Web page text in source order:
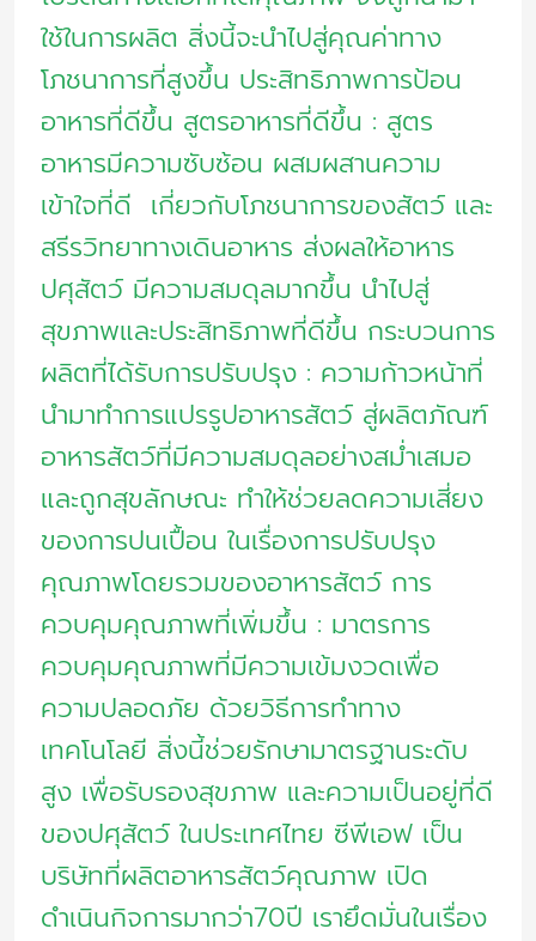
ใช้ในการผลิต สิ่งนี้จะนำไปสู่คุณค่าทาง
โภชนาการที่สูงขึ้น ประสิทธิภาพการป้อน
อาหารที่ดีขึ้น สูตรอาหารที่ดีขึ้น : สูตร
อาหารมีความซับซ้อน ผสมผสานความ
เข้าใจที่ดี เกี่ยวกับโภชนาการของสัตว์ และ
สรีรวิทยาทางเดินอาหาร ส่งผลให้อาหาร
ปศุสัตว์ มีความสมดุลมากขึ้น นำไปสู่
สุขภาพและประสิทธิภาพที่ดีขึ้น กระบวนการ
ผลิตที่ได้รับการปรับปรุง : ความก้าวหน้าที่
นำมาทำการแปรรูปอาหารสัตว์ สู่ผลิตภัณฑ์
อาหารสัตว์ที่มีความสมดุลอย่างสม่ำเสมอ
และถูกสุขลักษณะ ทำให้ช่วยลดความเสี่ยง
ของการปนเปื้อน ในเรื่องการปรับปรุง
คุณภาพโดยรวมของอาหารสัตว์ การ
ควบคุมคุณภาพที่เพิ่มขึ้น : มาตรการ
ควบคุมคุณภาพที่มีความเข้มงวดเพื่อ
ความปลอดภัย ด้วยวิธีการทำทาง
เทคโนโลยี สิ่งนี้ช่วยรักษามาตรฐานระดับ
สูง เพื่อรับรองสุขภาพ และความเป็นอยู่ที่ดี
ของปศุสัตว์ ในประเทศไทย ซีพีเอฟ เป็น
บริษัทที่ผลิตอาหารสัตว์คุณภาพ เปิด
ดำเนินกิจการมากว่า70ปี เรายึดมั่นในเรื่อง